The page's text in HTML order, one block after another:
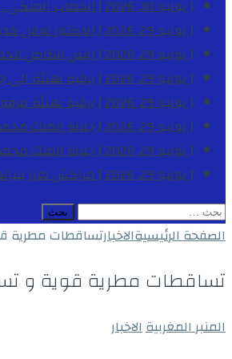
[ يوليو 30, 2026 ]
الخطاب الملكي ..
[ يوليو 29, 2026 ]
الدكتور نوفل كديلي يتفقد 39 مؤسسة تعليمية بجهة الدار
[ يوليو 29, 2026 ]
النص الكامل للخطاب
[ يوليو 29, 2026 ]
برقية تهنئة
[ يوليو 29, 2026 ]
برقية تهنئة
[ يوليو 29, 2026 ]
جلالة الملك محمد السادس
[ يوليو 29, 2026 ]
جلالة الملك
[ يوليو 29, 2026 ]
مراكش تعزز
البحث
عن:
الصفحة الرئيسيةالاخبارتساقطات مطرية
تساقطات مطرية قوية و
المنبر المغربيةالاخبار